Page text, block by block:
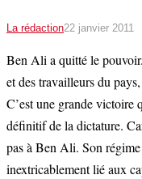
La rédaction22 janvier 2011
Ben Ali a quitté le
et des travailleurs du
C’est une grande victoire
définitif de la dictature.
pas à Ben Ali. Son
inextricablement lié aux